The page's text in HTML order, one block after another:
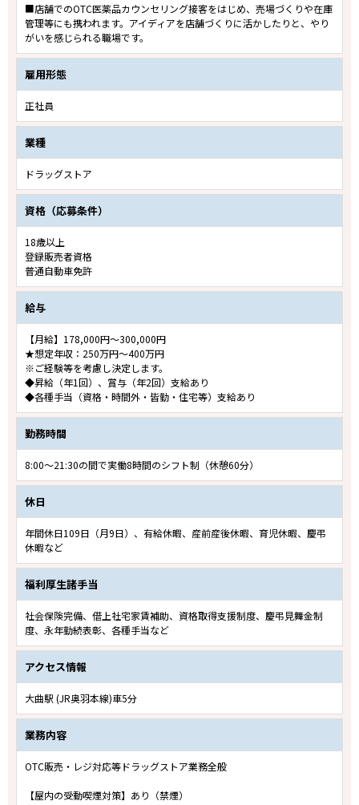
■店舗でのOTC医薬品カウンセリング接客をはじめ、売場づくりや在庫
管理等にも携われます。アイディアを店舗づくりに活かしたりと、やり
がいを感じられる職場です。
雇用形態
正社員
業種
ドラッグストア
資格（応募条件）
18歳以上
登録販売者資格
普通自動車免許
給与
【月給】178,000円～300,000円
★想定年収：250万円～400万円
※ご経験等を考慮し決定します。
◆昇給（年1回）、賞与（年2回）支給あり
◆各種手当（資格・時間外・皆勤・住宅等）支給あり
勤務時間
8:00～21:30の間で実働8時間のシフト制（休憩60分）
休日
年間休日109日（月9日）、有給休暇、産前産後休暇、育児休暇、慶弔
休暇など
福利厚生諸手当
社会保険完備、借上社宅家賃補助、資格取得支援制度、慶弔見舞金制
度、永年勤続表彰、各種手当など
アクセス情報
大曲駅 (JR奥羽本線)車5分
業務内容
OTC販売・レジ対応等ドラッグストア業務全般
【屋内の受動喫煙対策】あり（禁煙）